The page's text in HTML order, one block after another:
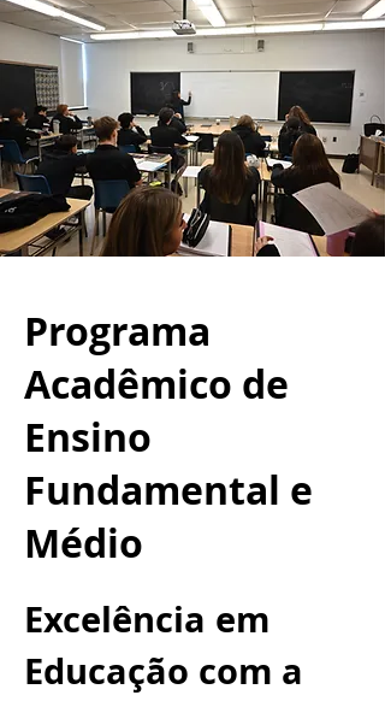
Programa
Acadêmico de
Ensino
Fundamental e
Médio
Excelência em
Educação com a